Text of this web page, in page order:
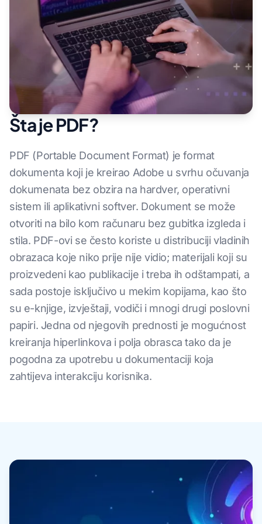
Šta je PDF?
PDF (Portable Document Format) je format
dokumenta koji je kreirao Adobe u svrhu očuvanja
dokumenata bez obzira na hardver, operativni
sistem ili aplikativni softver. Dokument se može
otvoriti na bilo kom računaru bez gubitka izgleda i
stila. PDF-ovi se često koriste u distribuciji vladinih
obrazaca koje niko prije nije vidio; materijali koji su
proizvedeni kao publikacije i treba ih odštampati, a
sada postoje isključivo u mekim kopijama, kao što
su e-knjige, izvještaji, vodiči i mnogi drugi poslovni
papiri. Jedna od njegovih prednosti je mogućnost
kreiranja hiperlinkova i polja obrasca tako da je
pogodna za upotrebu u dokumentaciji koja
zahtijeva interakciju korisnika.